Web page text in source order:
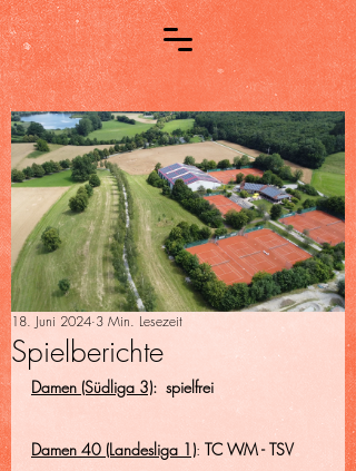
Spielberichte
18. Juni 2024 3 Min. Lesezeit
Damen (Südliga 3):  spielfrei
Damen 40 (Landesliga 1): TC WM - TSV